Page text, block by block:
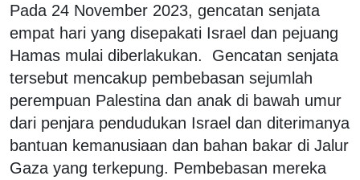
Pada 24 November 2023, gencatan senjata
empat hari yang disepakati Israel dan pejuang
Hamas mulai diberlakukan. Gencatan senjata
tersebut mencakup pembebasan sejumlah
perempuan Palestina dan anak di bawah umur
dari penjara pendudukan Israel dan diterimanya
bantuan kemanusiaan dan bahan bakar di Jalur
Gaza yang terkepung. Pembebasan mereka